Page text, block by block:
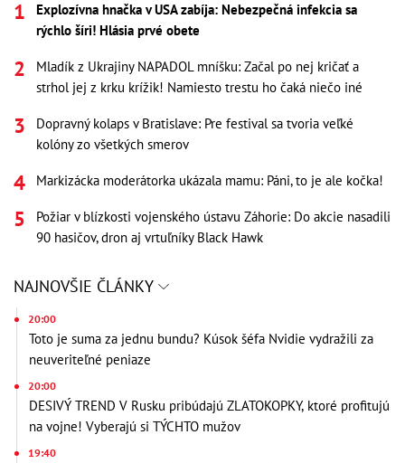
Explozívna hnačka v USA zabíja: Nebezpečná infekcia sa
rýchlo šíri! Hlásia prvé obete
Mladík z Ukrajiny NAPADOL mníšku: Začal po nej kričať a
strhol jej z krku krížik! Namiesto trestu ho čaká niečo iné
Dopravný kolaps v Bratislave: Pre festival sa tvoria veľké
kolóny zo všetkých smerov
Markizácka moderátorka ukázala mamu: Páni, to je ale kočka!
Požiar v blízkosti vojenského ústavu Záhorie: Do akcie nasadili
90 hasičov, dron aj vrtuľníky Black Hawk
NAJNOVŠIE ČLÁNKY
20:00
Toto je suma za jednu bundu? Kúsok šéfa Nvidie vydražili za
neuveriteľné peniaze
20:00
DESIVÝ TREND V Rusku pribúdajú ZLATOKOPKY, ktoré profitujú
na vojne! Vyberajú si TÝCHTO mužov
19:40